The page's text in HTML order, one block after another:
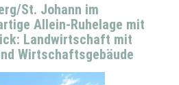
St. Johann im
Allein-Ruhelage mit
Landwirtschaft mit
Wirtschaftsgebäude